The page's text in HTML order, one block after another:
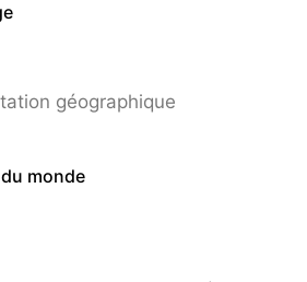
géographique
monde